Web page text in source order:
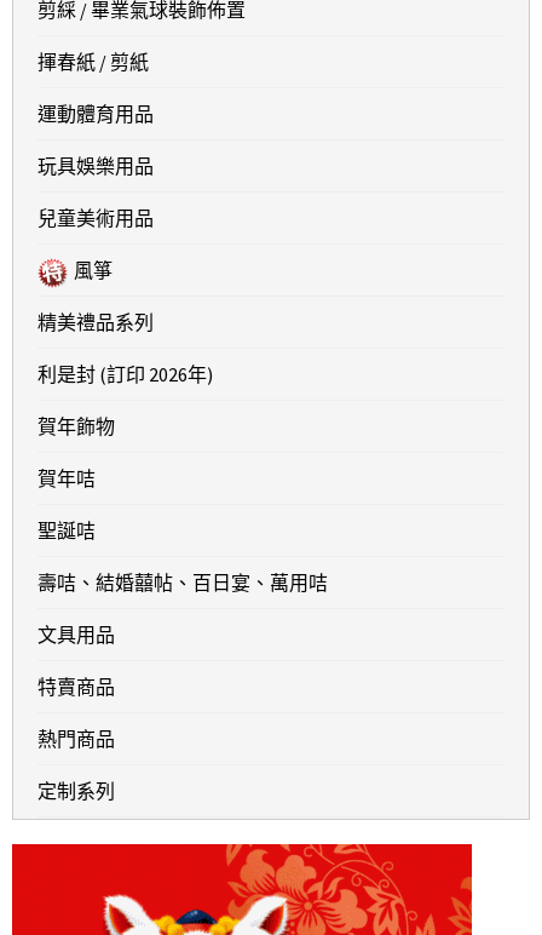
剪綵 / 畢業氣球裝飾佈置
揮春紙 / 剪紙
運動體育用品
玩具娛樂用品
兒童美術用品
風箏
精美禮品系列
利是封 (訂印 2026年)
賀年飾物
賀年咭
聖誕咭
壽咭、結婚囍帖、百日宴、萬用咭
文具用品
特賣商品
熱門商品
定制系列